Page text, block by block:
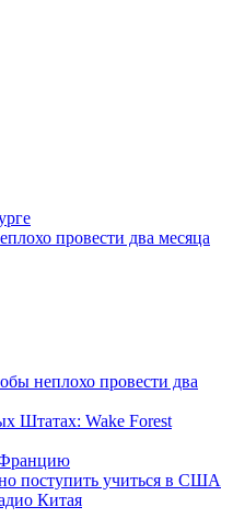
провести два месяца
неплохо провести два
Штатах: Wake Forest
Францию
поступить учиться в США
Китая